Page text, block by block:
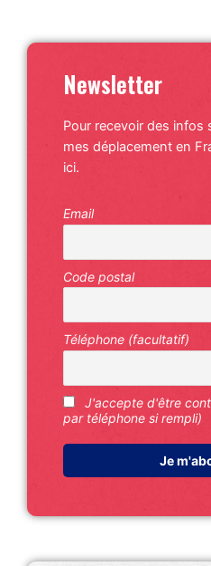
Newsletter
Pour recevoir des infos
mes déplacement en
ici.
Email
Code postal
Téléphone (facultatif)
J'accepte d'être
par téléphone si rempli)